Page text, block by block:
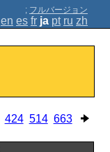
; フルバージョン
en es fr ja pt ru zh
424 514 663